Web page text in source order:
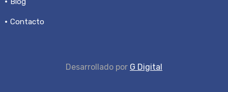
Contacto
Desarrollado por G Digital